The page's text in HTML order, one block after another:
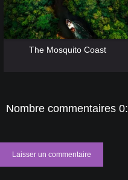
The Mosquito Coast
Nombre commentaires 0:
Laisser un commentaire